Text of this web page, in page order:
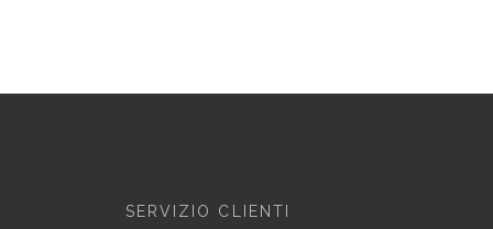
SERVIZIO CLIENTI